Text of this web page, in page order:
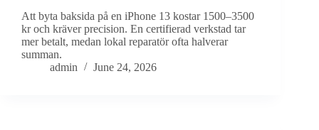
Att byta baksida på en iPhone 13 kostar 1500–3500
kr och kräver precision. En certifierad verkstad tar
mer betalt, medan lokal reparatör ofta halverar
summan.
admin
June 24, 2026